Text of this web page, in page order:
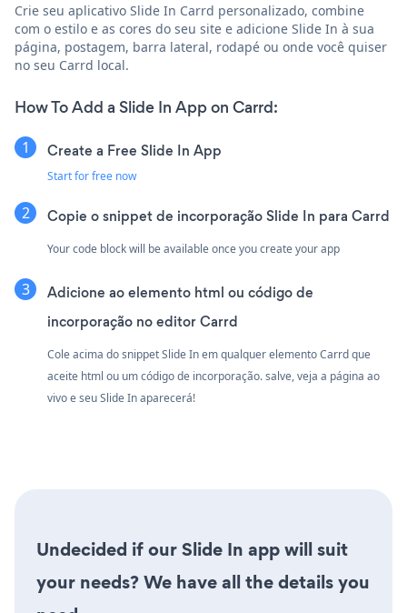
Crie seu aplicativo Slide In Carrd personalizado, combine
com o estilo e as cores do seu site e adicione Slide In à sua
página, postagem, barra lateral, rodapé ou onde você quiser
no seu Carrd local.
How To Add a Slide In App on Carrd:
Create a Free Slide In App
Start for free now
Copie o snippet de incorporação Slide In para Carrd
Your code block will be available once you create your app
Adicione ao elemento html ou código de
incorporação no editor Carrd
Cole acima do snippet Slide In em qualquer elemento Carrd que
aceite html ou um código de incorporação. salve, veja a página ao
vivo e seu Slide In aparecerá!
Undecided if our Slide In app will suit
your needs? We have all the details you